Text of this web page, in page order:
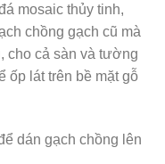
mosaic thủy tinh,
chồng gạch cũ mà
cho cả sàn và tường
ốp lát trên bề mặt gỗ
dán gạch chồng lên